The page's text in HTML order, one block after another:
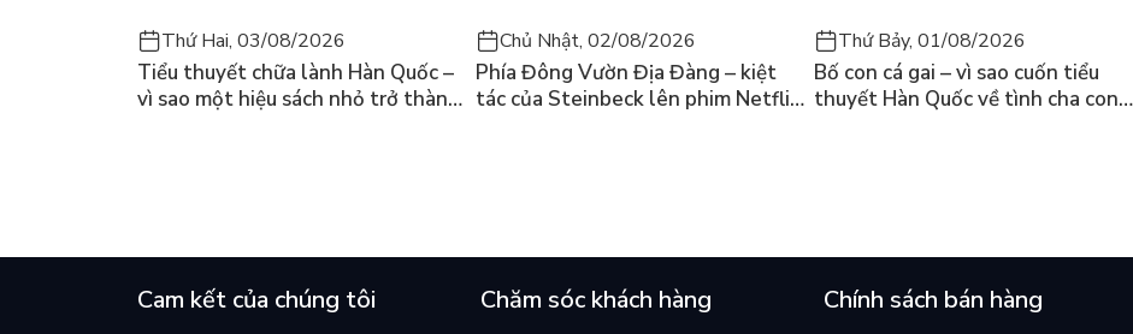
Thứ Hai, 03/08/2026
Tiểu thuyết chữa lành Hàn Quốc –
vì sao một hiệu sách nhỏ trở thành
Chủ Nhật, 02/08/2026
Phía Đông Vườn Địa Đàng – kiệt
tác của Steinbeck lên phim Netflix
Thứ Bảy, 01/08/2026
Bố con cá gai – vì sao cuốn tiểu
thuyết Hàn Quốc về tình cha con
Cam kết của chúng tôi Chăm sóc khách hàng Chính sách bán hàng